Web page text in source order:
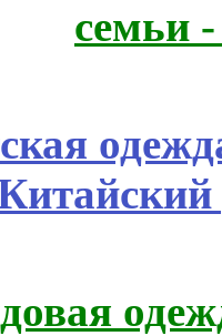
семьи